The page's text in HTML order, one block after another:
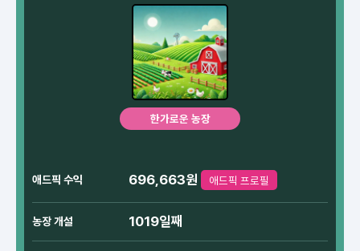
한가로운 농장
애드픽 수익 696,663원 애드픽 프로필
농장 개설 1019일째